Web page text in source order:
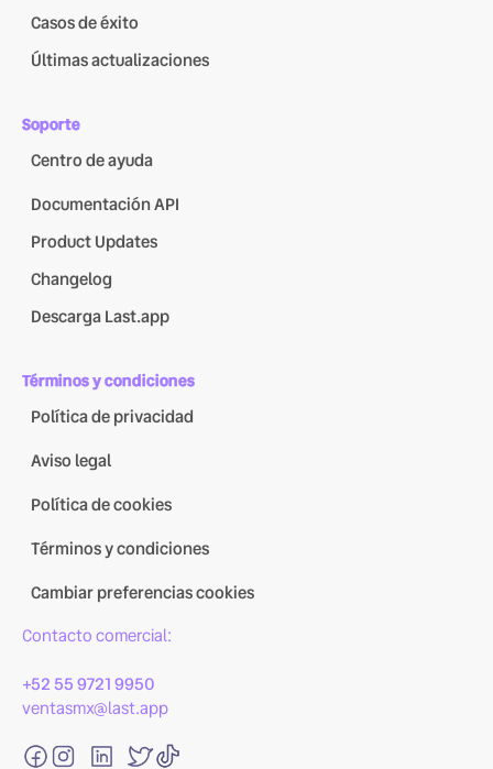
Casos de éxito
Últimas actualizaciones
Soporte
Centro de ayuda
Documentación API
Product Updates
Changelog
Descarga Last.app
Términos y condiciones
Política de privacidad
Aviso legal
Política de cookies
Términos y condiciones
Cambiar preferencias cookies
Contacto comercial:
+52 55 9721 9950
ventasmx@last.app